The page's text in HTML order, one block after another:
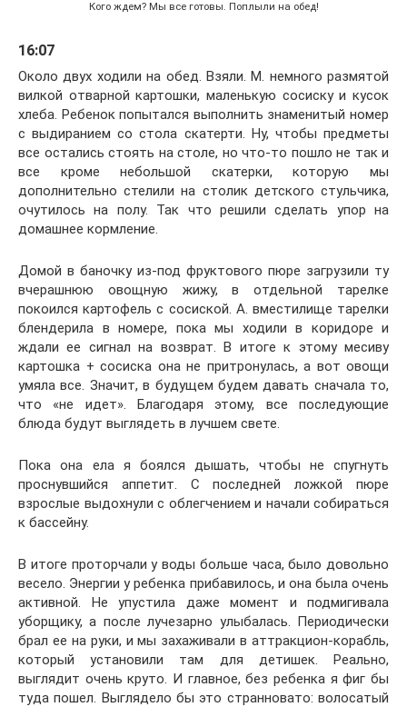
Кого ждем? Мы все готовы. Поплыли на обед!
16:07
Около двух ходили на обед. Взяли. М. немного размятой
вилкой отварной картошки, маленькую сосиску и кусок
хлеба. Ребенок попытался выполнить знаменитый номер
с выдиранием со стола скатерти. Ну, чтобы предметы
все остались стоять на столе, но что-то пошло не так и
все кроме небольшой скатерки, которую мы
дополнительно стелили на столик детского стульчика,
очутилось на полу. Так что решили сделать упор на
домашнее кормление.
Домой в баночку из-под фруктового пюре загрузили ту
вчерашнюю овощную жижу, в отдельной тарелке
покоился картофель с сосиской. А. вместилище тарелки
блендерила в номере, пока мы ходили в коридоре и
ждали ее сигнал на возврат. В итоге к этому месиву
картошка + сосиска она не притронулась, а вот овощи
умяла все. Значит, в будущем будем давать сначала то,
что «не идет». Благодаря этому, все последующие
блюда будут выглядеть в лучшем свете.
Пока она ела я боялся дышать, чтобы не спугнуть
проснувшийся аппетит. С последней ложкой пюре
взрослые выдохнули с облегчением и начали собираться
к бассейну.
В итоге проторчали у воды больше часа, было довольно
весело. Энергии у ребенка прибавилось, и она была очень
активной. Не упустила даже момент и подмигивала
уборщику, а после лучезарно улыбалась. Периодически
брал ее на руки, и мы захаживали в аттракцион-корабль,
который установили там для детишек. Реально,
выглядит очень круто. И главное, без ребенка я фиг бы
туда пошел. Выглядело бы это странновато: волосатый